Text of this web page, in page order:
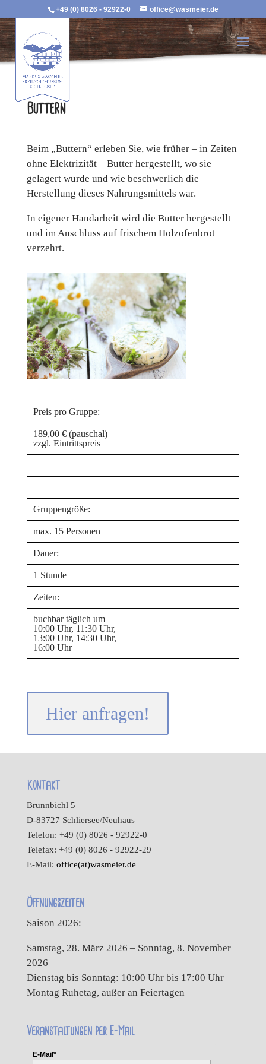
+49 (0) 8026 - 92922-0 office@wasmeier.de
Buttern
Beim „Buttern“ erleben Sie, wie früher – in Zeiten
ohne Elektrizität – Butter hergestellt, wo sie
gelagert wurde und wie beschwerlich die
Herstellung dieses Nahrungsmittels war.
In eigener Handarbeit wird die Butter hergestellt
und im Anschluss auf frischem Holzofenbrot
verzehrt.
Preis pro Gruppe:
189,00 € (pauschal)
zzgl. Eintrittspreis
Gruppengröße:
max. 15 Personen
Dauer:
1 Stunde
Zeiten:
buchbar täglich um
10:00 Uhr, 11:30 Uhr,
13:00 Uhr, 14:30 Uhr,
16:00 Uhr
Hier anfragen!
Kontakt
Brunnbichl 5
D-83727 Schliersee/Neuhaus
Telefon: +49 (0) 8026 - 92922-0
Telefax: +49 (0) 8026 - 92922-29
E-Mail: office(at)wasmeier.de
Öffnungszeiten
Saison 2026:
Samstag, 28. März 2026 – Sonntag, 8. November
2026
Dienstag bis Sonntag: 10:00 Uhr bis 17:00 Uhr
Montag Ruhetag, außer an Feiertagen
Veranstaltungen per E-Mail
E-Mail*